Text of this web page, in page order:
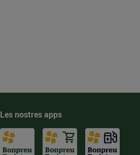
Les nostres apps